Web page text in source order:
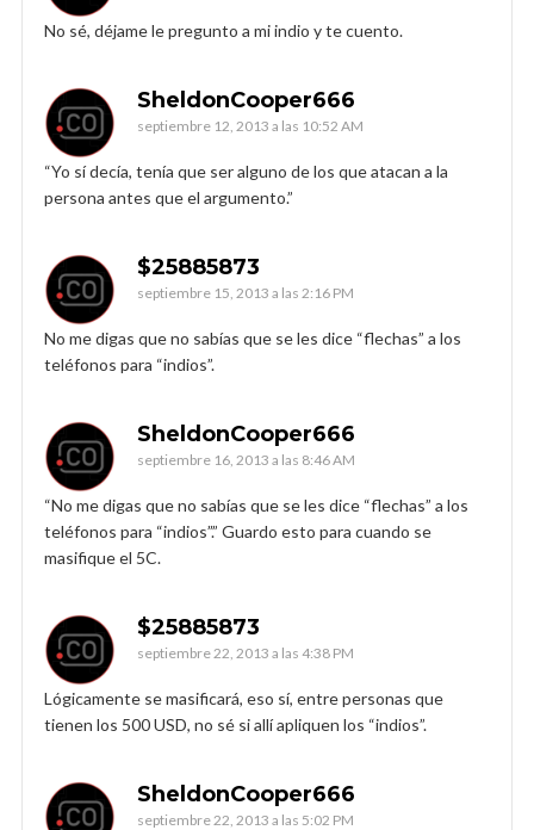
No sé, déjame le pregunto a mi indio y te cuento.
SheldonCooper666
septiembre 12, 2013 a las 10:52 AM
“Yo sí decía, tenía que ser alguno de los que atacan a la
persona antes que el argumento.”
$25885873
septiembre 15, 2013 a las 2:16 PM
No me digas que no sabías que se les dice “flechas” a los
teléfonos para “indios”.
SheldonCooper666
septiembre 16, 2013 a las 8:46 AM
“No me digas que no sabías que se les dice “flechas” a los
teléfonos para “indios”.” Guardo esto para cuando se
masifique el 5C.
$25885873
septiembre 22, 2013 a las 4:38 PM
Lógicamente se masificará, eso sí, entre personas que
tienen los 500 USD, no sé si allí apliquen los “indios”.
SheldonCooper666
septiembre 22, 2013 a las 5:02 PM